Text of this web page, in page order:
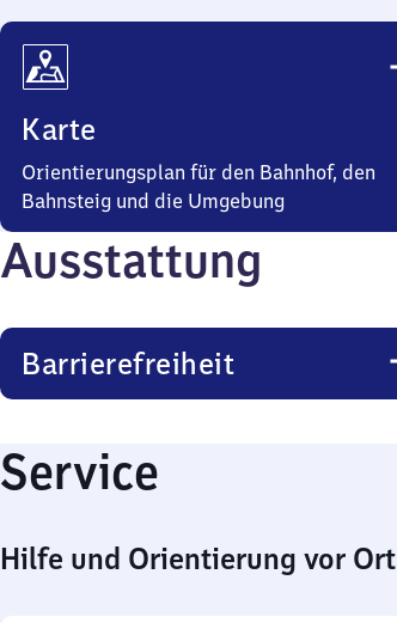
Karte
Orientierungsplan für den Bahnhof, den
Bahnsteig und die Umgebung
Ausstattung
Barrierefreiheit
Service
Hilfe und Orientierung vor Ort